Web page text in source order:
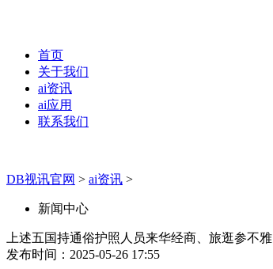
首页
关于我们
ai资讯
ai应用
联系我们
DB视讯官网 > ai资讯 >
新闻中心
上述五国持通俗护照人员来华经商、旅逛参不雅
发布时间：2025-05-26 17:55